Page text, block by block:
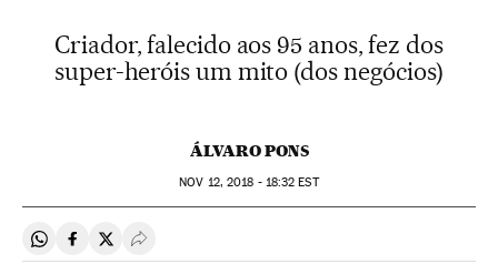
Criador, falecido aos 95 anos, fez dos
super-heróis um mito (dos negócios)
ÁLVARO PONS
NOV 12, 2018 - 18:32 EST
Compartir en Whatsapp
Compartir en Facebook
Compartir en Twitter
Desplegar Redes Sociales